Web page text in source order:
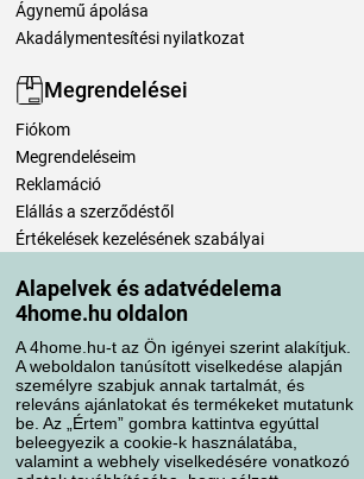
Alapelvek és adatvédelema
4home.hu oldalon
A 4home.hu-t az Ön igényei szerint alakítjuk.
A weboldalon tanúsított viselkedése alapján
személyre szabjuk annak tartalmát, és
releváns ajánlatokat és termékeket mutatunk
be. Az „Értem” gombra kattintva egyúttal
beleegyezik a cookie-k használatába,
valamint a webhely viselkedésére vonatkozó
Ágynemű ápolása
Akadálymentesítési nyilatkozat
Megrendelései
Fiókom
Megrendeléseim
Reklamáció
Elállás a szerződéstől
Értékelések kezelésének szabályai
Szállítási módok
Fizetési módok